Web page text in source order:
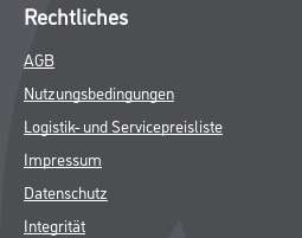
Rechtliches
AGB
Nutzungsbedingungen
Logistik- und Servicepreisliste
Impressum
Datenschutz
Integrität